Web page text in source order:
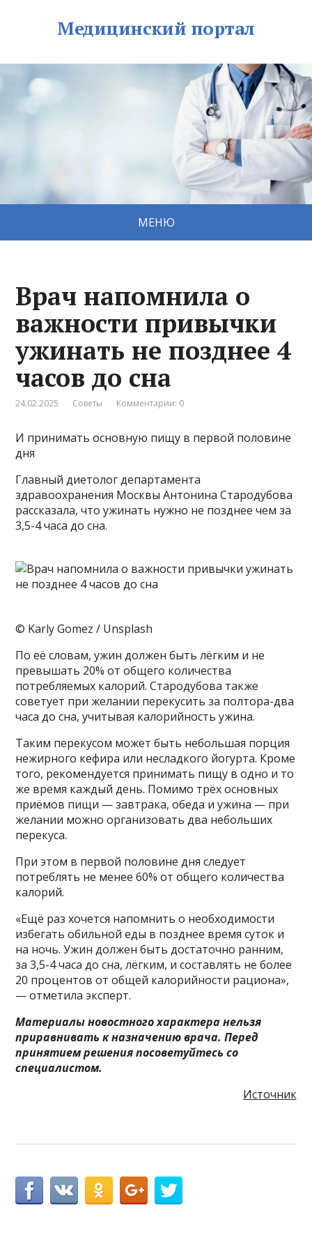
Медицинский портал
МЕНЮ
Врач напомнила о
важности привычки
ужинать не позднее 4
часов до сна
24.02.2025 Советы Комментарии: 0
И принимать основную пищу в первой половине
дня
Главный диетолог департамента
здравоохранения Москвы Антонина Стародубова
рассказала, что ужинать нужно не позднее чем за
3,5-4 часа до сна.
© Karly Gomez / Unsplash
По её словам, ужин должен быть лёгким и не
превышать 20% от общего количества
потребляемых калорий. Стародубова также
советует при желании перекусить за полтора-два
часа до сна, учитывая калорийность ужина.
Таким перекусом может быть небольшая порция
нежирного кефира или несладкого йогурта. Кроме
того, рекомендуется принимать пищу в одно и то
же время каждый день. Помимо трёх основных
приёмов пищи — завтрака, обеда и ужина — при
желании можно организовать два небольших
перекуса.
При этом в первой половине дня следует
потреблять не менее 60% от общего количества
калорий.
«Ещё раз хочется напомнить о необходимости
избегать обильной еды в позднее время суток и
на ночь. Ужин должен быть достаточно ранним,
за 3,5-4 часа до сна, лёгким, и составлять не более
20 процентов от общей калорийности рациона»,
— отметила эксперт.
Материалы новостного характера нельзя
приравнивать к назначению врача. Перед
принятием решения посоветуйтесь со
специалистом.
Источник